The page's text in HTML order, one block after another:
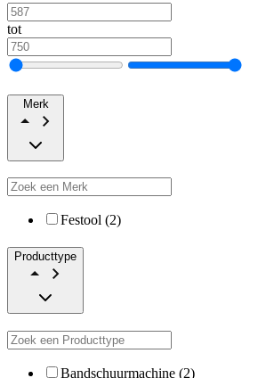
tot
Merk
Festool (2)
Producttype
Bandschuurmachine (2)